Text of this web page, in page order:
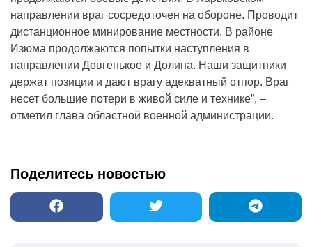
направлении враг сосредоточен на обороне. Проводит
дистанционное минирование местности. В районе
Изюма продолжаются попытки наступления в
направлении Довгенькое и Долина. Наши защитники
держат позиции и дают врагу адекватный отпор. Враг
несет большие потери в живой силе и технике”, –
отметил глава областной военной администрации.
Поделитесь новостью